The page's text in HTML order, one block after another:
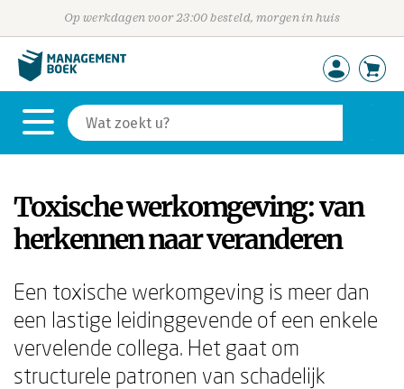
Op werkdagen voor 23:00 besteld, morgen in huis
Toxische werkomgeving: van
herkennen naar veranderen
Een toxische werkomgeving is meer dan
een lastige leidinggevende of een enkele
vervelende collega. Het gaat om
structurele patronen van schadelijk